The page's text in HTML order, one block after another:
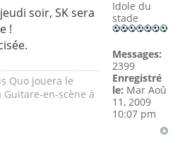
soir, SK sera
!
Quo jouera le
en-scène à
Idole du
stade
Messages:
2399
Enregistré
le: Mar Aoû
11, 2009
10:07 pm